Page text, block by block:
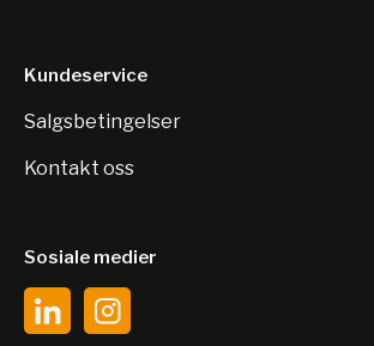
Kundeservice
Salgsbetingelser
Kontakt oss
Sosiale medier